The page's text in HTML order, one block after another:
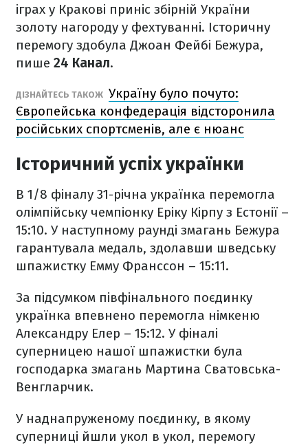
іграх у Кракові приніс збірній України
золоту нагороду у фехтуванні. Історичну
перемогу здобула Джоан Фейбі Бежура,
пише 24 Канал.
ДІЗНАЙТЕСЬ ТАКОЖ Україну було почуто:
Європейська конфедерація відсторонила
російських спортсменів, але є нюанс
Історичний успіх українки
В 1/8 фіналу 31-річна українка перемогла
олімпійську чемпіонку Еріку Кірпу з Естонії –
15:10. У наступному раунді змагань Бежура
гарантувала медаль, здолавши шведську
шпажистку Емму Франссон – 15:11.
За підсумком півфінального поєдинку
українка впевнено перемогла німкеню
Александру Елер – 15:12. У фіналі
суперницею нашої шпажистки була
господарка змагань Мартина Сватовська-
Венгларчик.
У наднапруженому поєдинку, в якому
суперниці йшли укол в укол, перемогу